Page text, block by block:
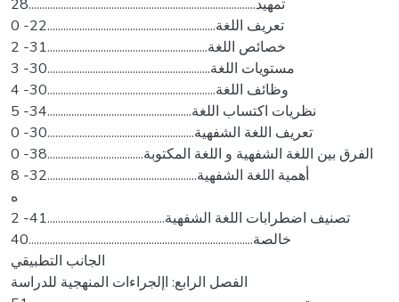
تمهيد.....................................................................................28
0 -تعريف اللغة...............................................................22
2 -خصائص اللغة............................................................31
3 -مستويات اللغة.............................................................30
4 -وظائف اللغة...............................................................30
5 -نظريات اكتساب اللغة......................................................34
0 -تعريف اللغة الشفهية.......................................................30
0 -الفرق بين اللغة الشفهية و اللغة المكتوبة....................................38
8 -أهمية اللغة الشفهية........................................................32
ه
2 -تصنيف اضطرابات اللغة الشفهية............................................41
خالصة....................................................................................40
الجانب التطبيقي
الفصل الرابع: اإلجراءات المنهجية للدراسة